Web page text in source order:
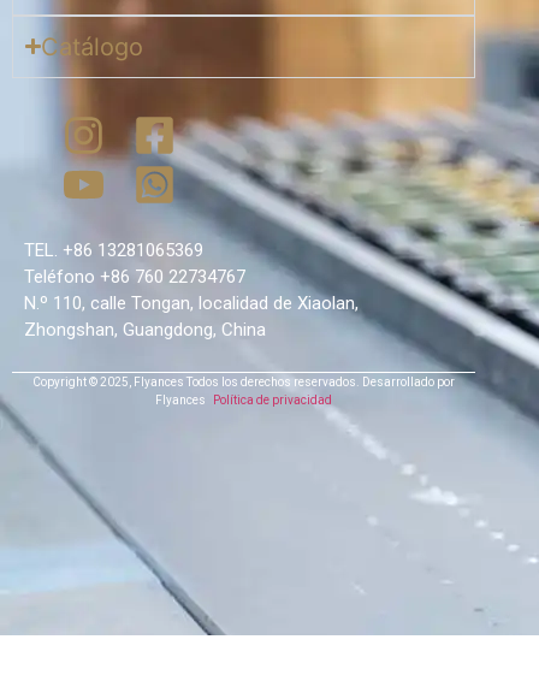
Catálogo
TEL. +86 13281065369
Teléfono +86 760 22734767
N.º 110, calle Tongan, localidad de Xiaolan,
Zhongshan, Guangdong, China
Copyright © 2025, Flyances Todos los derechos reservados. Desarrollado por
Flyances
Política de privacidad